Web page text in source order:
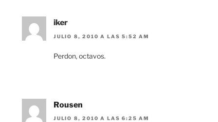
iker
JULIO 8, 2010 A LAS 5:52 AM
Perdon, octavos.
Rousen
JULIO 8, 2010 A LAS 6:25 AM